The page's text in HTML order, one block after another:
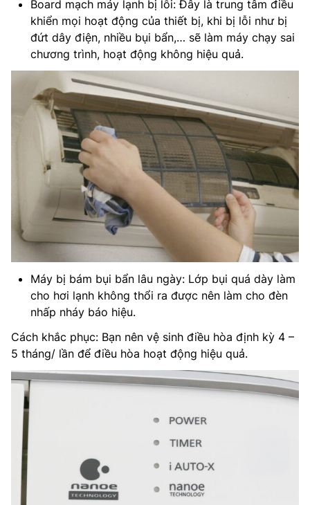
Board mạch máy lạnh bị lỗi: Đây là trung tâm điều
khiển mọi hoạt động của thiết bị, khi bị lỗi như bị
đứt dây điện, nhiều bụi bẩn,… sẽ làm máy chạy sai
chương trình, hoạt động không hiệu quả.
Máy bị bám bụi bẩn lâu ngày: Lớp bụi quá dày làm
cho hơi lạnh không thổi ra được nên làm cho đèn
nhấp nháy báo hiệu.
Cách khắc phục: Bạn nên vệ sinh điều hòa định kỳ 4 –
5 tháng/ lần để điều hòa hoạt động hiệu quả.